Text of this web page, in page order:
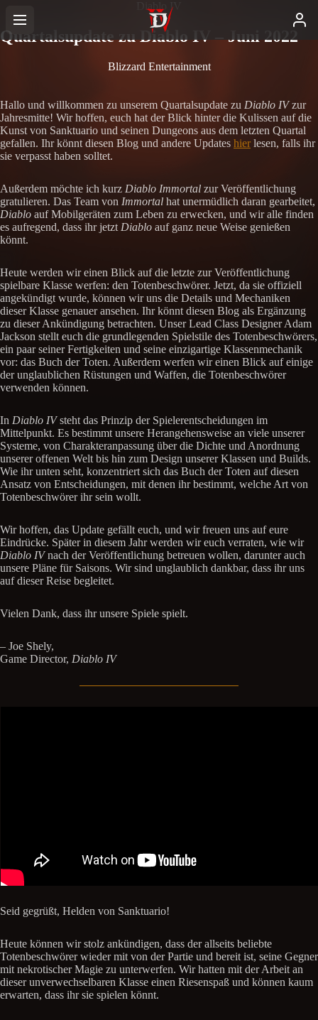
Diablo IV
Quartalsupdate zu Diablo IV – Juni 2022
Blizzard Entertainment
Hallo und willkommen zu unserem Quartalsupdate zu Diablo IVzur
Jahresmitte! Wir hoffen, euch hat der Blick hinter die Kulissen auf die
Kunst von Sanktuario und seinen Dungeons aus dem letzten Quartal
gefallen. Ihr könnt diesen Blog und andere Updates hierlesen, falls ihr
sie verpasst haben solltet.
Außerdem möchte ich kurz Diablo Immortal zur Veröffentlichung
gratulieren. Das Team von Immortal hat unermüdlich daran gearbeitet,
Diablo auf Mobilgeräten zum Leben zu erwecken, und wir alle finden
es aufregend, dass ihr jetzt Diablo auf ganz neue Weise genießen
könnt.
Heute werden wir einen Blick auf die letzte zur Veröffentlichung
spielbare Klasse werfen: den Totenbeschwörer. Jetzt, da sie offiziell
angekündigt wurde, können wir uns die Details und Mechaniken
dieser Klasse genauer ansehen. Ihr könnt diesen Blog als Ergänzung
zu dieser Ankündigung betrachten. Unser Lead Class Designer Adam
Jackson stellt euch die grundlegenden Spielstile des Totenbeschwörers,
ein paar seiner Fertigkeiten und seine einzigartige Klassenmechanik
vor: das Buch der Toten. Außerdem werfen wir einen Blick auf einige
der unglaublichen Rüstungen und Waffen, die Totenbeschwörer
verwenden können.
In Diablo IVsteht das Prinzip der Spielerentscheidungen im
Mittelpunkt. Es bestimmt unsere Herangehensweise an viele unserer
Systeme, von Charakteranpassung über die Dichte und Anordnung
unserer offenen Welt bis hin zum Design unserer Klassen und Builds.
Wie ihr unten seht, konzentriert sich das Buch der Toten auf diesen
Ansatz von Entscheidungen, mit denen ihr bestimmt, welche Art von
Totenbeschwörer ihr sein wollt.
Wir hoffen, das Update gefällt euch, und wir freuen uns auf eure
Eindrücke. Später in diesem Jahr werden wir euch verraten, wie wir
Diablo IVnach der Veröffentlichung betreuen wollen, darunter auch
unsere Pläne für Saisons. Wir sind unglaublich dankbar, dass ihr uns
auf dieser Reise begleitet.
Vielen Dank, dass ihr unsere Spiele spielt.
– Joe Shely,
Game Director, Diablo IV
Seid gegrüßt, Helden von Sanktuario!
Heute können wir stolz ankündigen, dass der allseits beliebte
Totenbeschwörer wieder mit von der Partie und bereit ist, seine Gegner
mit nekrotischer Magie zu unterwerfen. Wir hatten mit der Arbeit an
dieser unverwechselbaren Klasse einen Riesenspaß und können kaum
erwarten, dass ihr sie spielen könnt.